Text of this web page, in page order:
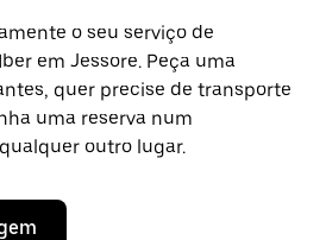
o seu serviço de
em Jessore. Peça uma
quer precise de transporte
uma reserva num
outro lugar.